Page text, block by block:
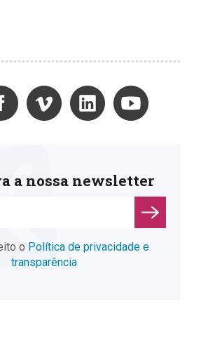
a nossa newsletter
o Política de privacidade e
transparência